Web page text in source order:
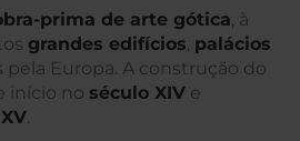
prima de arte gótica , à
grandes edifícios palácios
pela Europa. A construção do
início no século XIV e